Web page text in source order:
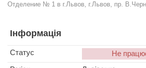
Отделение № 1 в г.Львов, г.Львов, пр.
Інформація
Статус
Не